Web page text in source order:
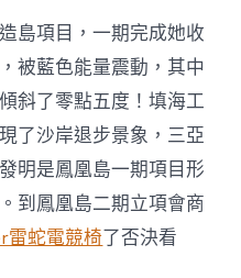
島項目，一期完成她收
被藍色能量震動，其中
斜了零點五度！填海工
了沙岸退步景象，三亞
明是鳳凰島一期項目形
到鳳凰島二期立項會商
雷蛇電競椅了否決看